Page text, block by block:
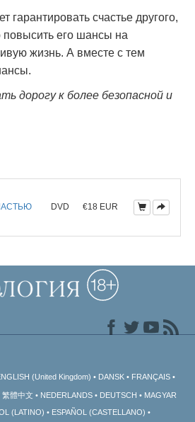
гарантировать счастье другого,
его шансы на
жизнь. А вместе с тем
дорогу к более безопасной и
DVD €18 EUR
(United Kingdom) DANSK FRANÇAIS
繁體中文 NEDERLANDS DEUTSCH
MAGYAR
(LATINO) ESPAÑOL (CASTELLANO)